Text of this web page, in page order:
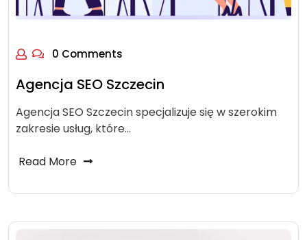
0 Comments
Agencja SEO Szczecin
Agencja SEO Szczecin specjalizuje się w szerokim
zakresie usług, które…
Read More